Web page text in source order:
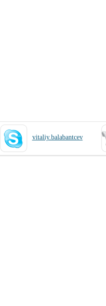
vitaliy.balabantcev